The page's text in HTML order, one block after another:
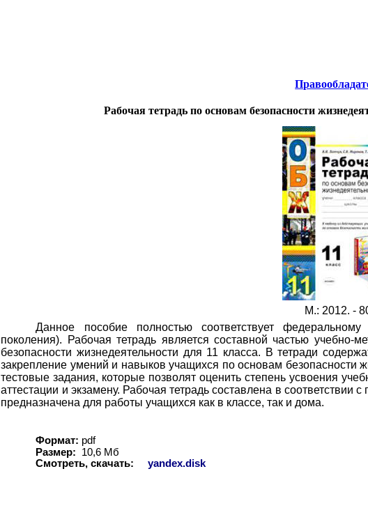
Рабочая тетрадь по основам безопасности
М.: 2012. -
Данное пособие полностью соответствует федеральному
поколения). Рабочая тетрадь является составной частью учебно-
безопасности жизнедеятельности для 11 класса. В тетради
закрепление умений и навыков учащихся по основам безопасности
тестовые задания, которые позволят оценить степень усвоения
аттестации и экзамену. Рабочая тетрадь составлена в
предназначена для работы учащихся как в классе, так и дома.
Формат: pdf
Размер:
10,6 Мб
Смотреть, скачать:
yandex.disk